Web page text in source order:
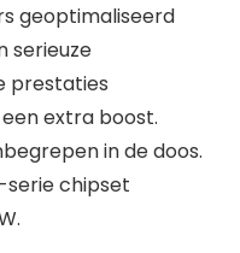
geoptimaliseerd
serieuze
prestaties
extra boost.
in de doos.
serie chipset